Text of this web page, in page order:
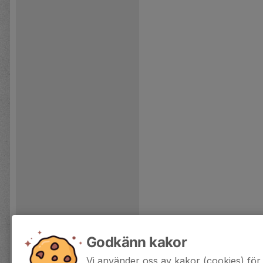
Godkänn kakor
Vi använder oss av kakor (cookies)